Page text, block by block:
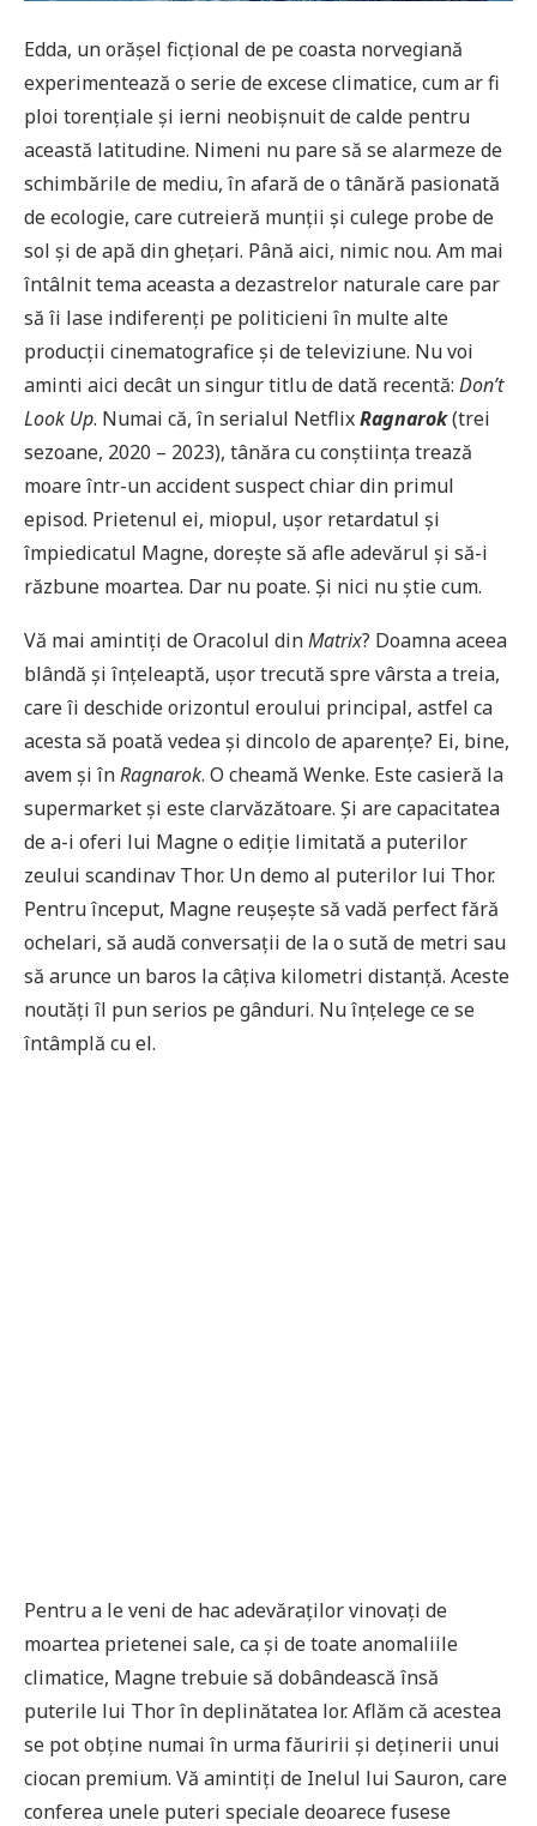
Edda, un orășel ficțional de pe coasta norvegiană
experimentează o serie de excese climatice, cum ar fi
ploi torențiale și ierni neobișnuit de calde pentru
această latitudine. Nimeni nu pare să se alarmeze de
schimbările de mediu, în afară de o tânără pasionată
de ecologie, care cutreieră munții și culege probe de
sol și de apă din ghețari. Până aici, nimic nou. Am mai
întâlnit tema aceasta a dezastrelor naturale care par
să îi lase indiferenți pe politicieni în multe alte
producții cinematografice și de televiziune. Nu voi
aminti aici decât un singur titlu de dată recentă: Don’t
Look Up. Numai că, în serialul NetflixRagnarok(trei
sezoane, 2020 – 2023), tânăra cu conștiința trează
moare într-un accident suspect chiar din primul
episod. Prietenul ei, miopul, ușor retardatul și
împiedicatul Magne, dorește să afle adevărul și să-i
răzbune moartea. Dar nu poate. Și nici nu știe cum.
Vă mai amintiți de Oracolul dinMatrix? Doamna aceea
blândă și înțeleaptă, ușor trecută spre vârsta a treia,
care îi deschide orizontul eroului principal, astfel ca
acesta să poată vedea și dincolo de aparențe? Ei, bine,
avem și înRagnarok. O cheamă Wenke. Este casieră la
supermarket și este clarvăzătoare. Și are capacitatea
de a-i oferi lui Magne o ediție limitată a puterilor
zeului scandinav Thor. Un demo al puterilor lui Thor.
Pentru început, Magne reușește să vadă perfect fără
ochelari, să audă conversații de la o sută de metri sau
să arunce un baros la câțiva kilometri distanță. Aceste
noutăți îl pun serios pe gânduri. Nu înțelege ce se
întâmplă cu el.
Pentru a le veni de hac adevăraților vinovați de
moartea prietenei sale, ca și de toate anomaliile
climatice, Magne trebuie să dobândească însă
puterile lui Thor în deplinătatea lor. Aflăm că acestea
se pot obține numai în urma făuririi și deținerii unui
ciocan premium. Vă amintiți de Inelul lui Sauron, care
conferea unele puteri speciale deoarece fusese